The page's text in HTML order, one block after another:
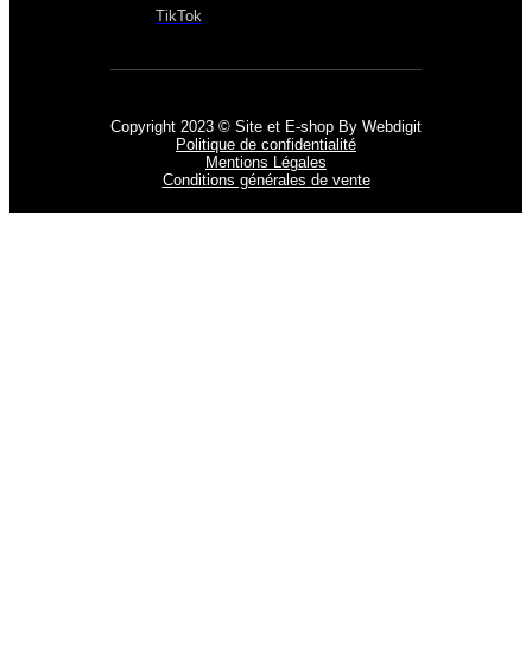
TikTok
Copyright 2023 © Site et E-shop By Webdigit
Politique de confidentialité
Mentions Légales
Conditions générales de vente